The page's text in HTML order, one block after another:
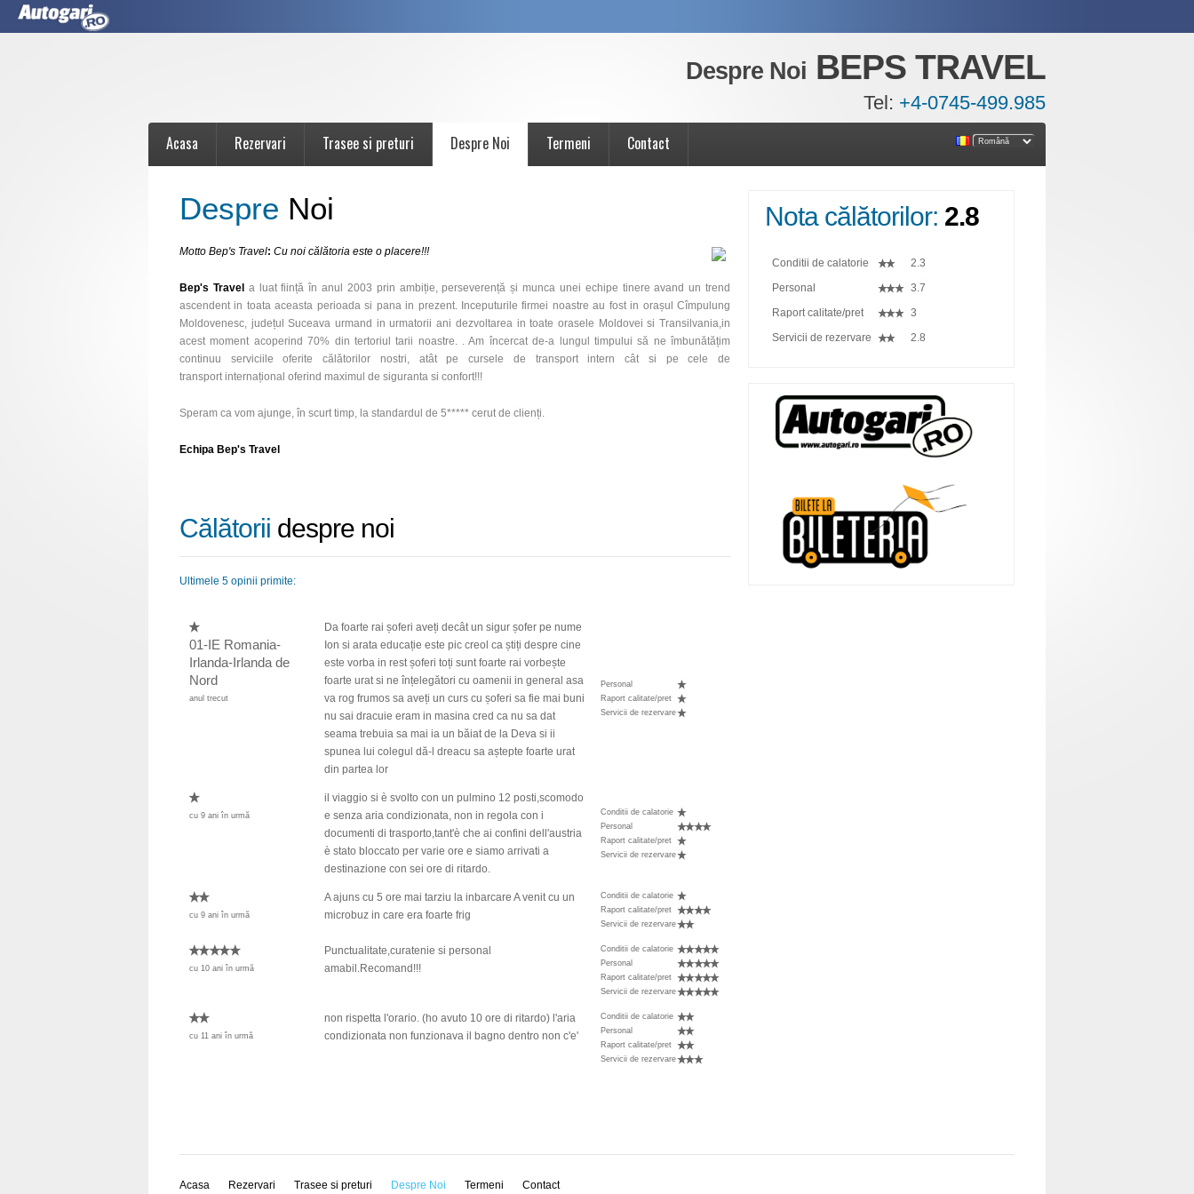
Despre Noi BEPS TRAVEL
Tel: +4-0745-499.985
Acasa Rezervari Trasee si preturi Despre Noi Termeni Contact
Despre Noi
Motto Bep's Travel: Cu noi călătoria este o placere!!!
Bep's Travel a luat ființă în anul 2003 prin ambiție, perseverență și munca unei echipe tinere avand un trend
ascendent in toata aceasta perioada si pana in prezent. Inceputurile firmei noastre au fost in orașul Cîmpulung
Moldovenesc, județul Suceava urmand in urmatorii ani dezvoltarea in toate orasele Moldovei si Transilvania,in
acest moment acoperind 70% din tertoriul tarii noastre. . Am încercat de-a lungul timpului să ne îmbunătățim
continuu serviciile oferite călătorilor nostri, atât pe cursele de transport intern cât si pe cele de
transport internațional oferind maximul de siguranta si confort!!!
Speram ca vom ajunge, în scurt timp, la standardul de 5***** cerut de clienți.
Echipa Bep's Travel
Călătorii despre noi
Ultimele 5 opinii primite:
01-IE Romania-
Irlanda-Irlanda de
Nord
anul trecut
Da foarte rai șoferi aveți decât un sigur șofer pe nume
Ion si arata educație este pic creol ca știți despre cine
este vorba in rest șoferi toți sunt foarte rai vorbește
foarte urat si ne înțelegători cu oamenii in general asa
va rog frumos sa aveți un curs cu șoferi sa fie mai buni
nu sai dracuie eram in masina cred ca nu sa dat
seama trebuia sa mai ia un băiat de la Deva si ii
spunea lui colegul dă-l dreacu sa aștepte foarte urat
din partea lor
Personal
Raport calitate/pret
Servicii de rezervare
cu 9 ani în urmă
il viaggio si è svolto con un pulmino 12 posti,scomodo
e senza aria condizionata, non in regola con i
documenti di trasporto,tant'è che ai confini dell'austria
è stato bloccato per varie ore e siamo arrivati a
destinazione con sei ore di ritardo.
Conditii de calatorie
Personal
Raport calitate/pret
Servicii de rezervare
cu 9 ani în urmă
A ajuns cu 5 ore mai tarziu la inbarcare A venit cu un
microbuz in care era foarte frig
Conditii de calatorie
Raport calitate/pret
Servicii de rezervare
cu 10 ani în urmă
Punctualitate,curatenie si personal
amabil.Recomand!!!
Conditii de calatorie
Personal
Raport calitate/pret
Servicii de rezervare
cu 11 ani în urmă
non rispetta l'orario. (ho avuto 10 ore di ritardo) l'aria
condizionata non funzionava il bagno dentro non c'e'
Conditii de calatorie
Personal
Raport calitate/pret
Servicii de rezervare
Nota călătorilor: 2.8
Conditii de calatorie
2.3
Personal
3.7
Raport calitate/pret
3
Servicii de rezervare
2.8
Acasa Rezervari Trasee si preturi Despre Noi Termeni Contact